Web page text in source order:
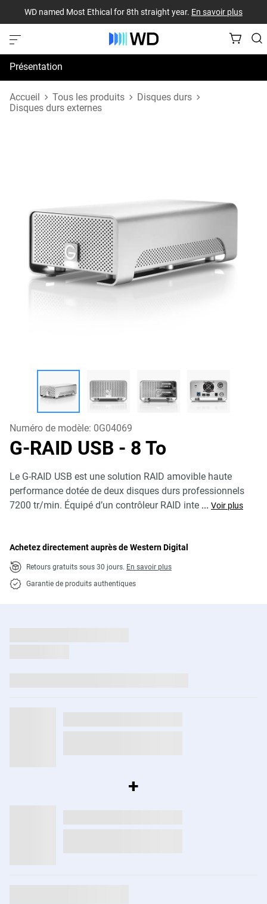
WD named Most Ethical for 8th straight year. En savoir plus
Présentation
Spécifications
Accueil Tous les produits
Disques durs
Disques durs externes
Numéro de modèle: 0G04069
G-RAID USB - 8 To
Le G-RAID USB est une solution RAID amovible haute
performance dotée de deux disques durs professionnels
7200 tr/min. Équipé d’un contrôleur RAID inte ... Voir plus
Achetez directement auprès de Western Digital
Retours gratuits sous 30 jours. En savoir plus
Garantie de produits authentiques